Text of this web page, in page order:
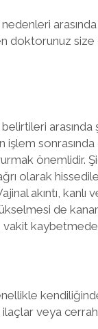
nedenleri
doktorunuz
arasında
işlem
önemlidir.
olarak
akıntı,
de
veya